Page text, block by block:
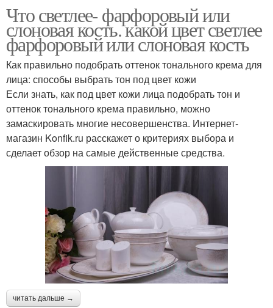
Что светлее- фарфоровый или
слоновая кость. какой цвет светлее
фарфоровый или слоновая кость
Как правильно подобрать оттенок тонального крема для
лица: способы выбрать тон под цвет кожи
Если знать, как под цвет кожи лица подобрать тон и
оттенок тонального крема правильно, можно
замаскировать многие несовершенства. Интернет-
магазин Konfik.ru расскажет о критериях выбора и
сделает обзор на самые действенные средства.
читать дальше →